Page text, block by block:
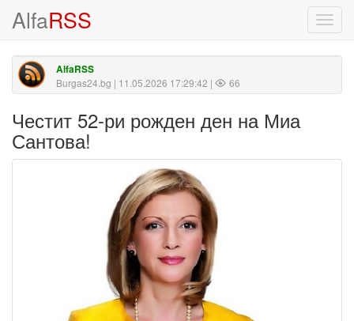
AlfaRSS
AlfaRSS
Burgas24.bg | 11.05.2026 17:29:42 | 66
Честит 52-ри рожден ден на Миа
Сантова!